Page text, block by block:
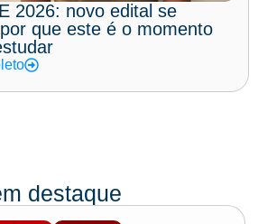
2026: novo edital se
que este é o momento
destaque